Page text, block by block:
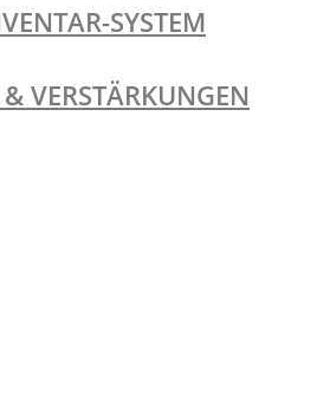
SYSTEM
VERSTÄRKUNGEN